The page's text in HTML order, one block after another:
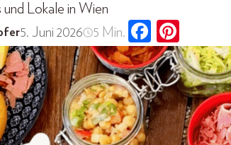
und Lokale in Wien
5. Juni 2026 5 Min.